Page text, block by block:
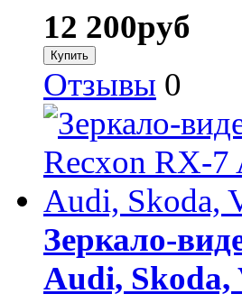
12 200руб
Отзывы 0
Зеркало-
Audi, Skoda,